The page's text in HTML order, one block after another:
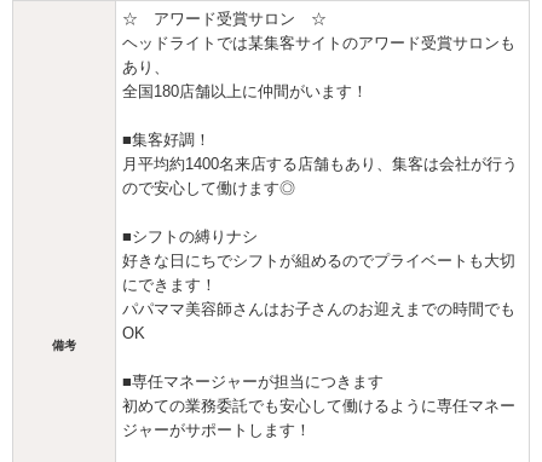
備考
☆ アワード受賞サロン ☆
ヘッドライトでは某集客サイトのアワード受賞サロンも
あり、
全国180店舗以上に仲間がいます！
■集客好調！
月平均約1400名来店する店舗もあり、集客は会社が行う
ので安心して働けます◎
■シフトの縛りナシ
好きな日にちでシフトが組めるのでプライベートも大切
にできます！
パパママ美容師さんはお子さんのお迎えまでの時間でも
OK
■専任マネージャーが担当につきます
初めての業務委託でも安心して働けるように専任マネー
ジャーがサポートします！